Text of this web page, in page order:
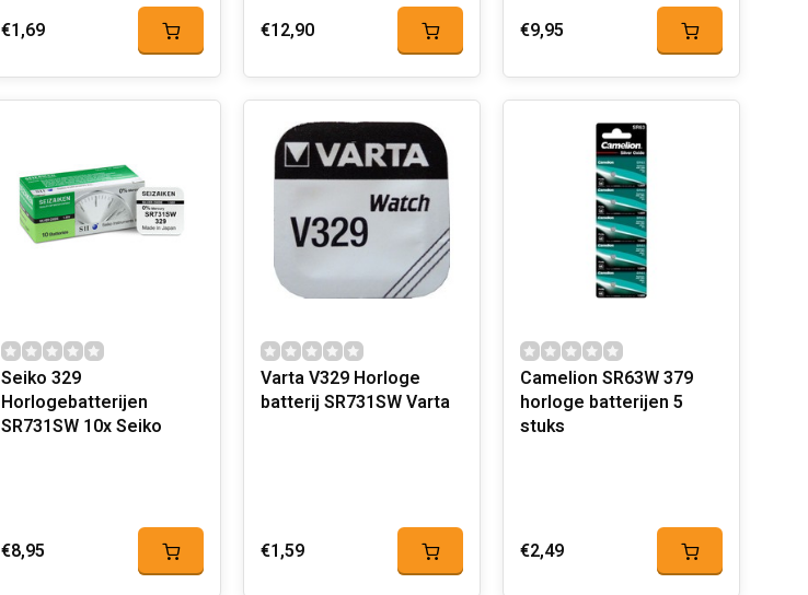
€1,69 €12,90 €9,95
Seiko 329
Horlogebatterijen
SR731SW 10x Seiko
€8,95
Varta V329 Horloge
batterij SR731SW Varta
€1,59
Camelion SR63W 379
horloge batterijen 5
stuks
€2,49